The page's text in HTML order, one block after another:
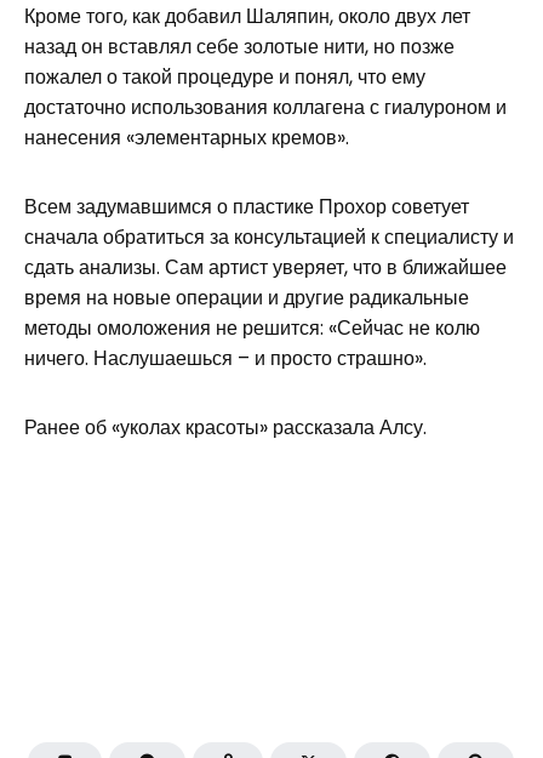
Кроме того, как добавил Шаляпин, около двух лет
назад он вставлял себе золотые нити, но позже
пожалел о такой процедуре и понял, что ему
достаточно использования коллагена с гиалуроном и
нанесения «элементарных кремов».
Всем задумавшимся о пластике Прохор советует
сначала обратиться за консультацией к специалисту и
сдать анализы. Сам артист уверяет, что в ближайшее
время на новые операции и другие радикальные
методы омоложения не решится: «Сейчас не колю
ничего. Наслушаешься – и просто страшно».
Ранее об «уколах красоты» рассказала Алсу.